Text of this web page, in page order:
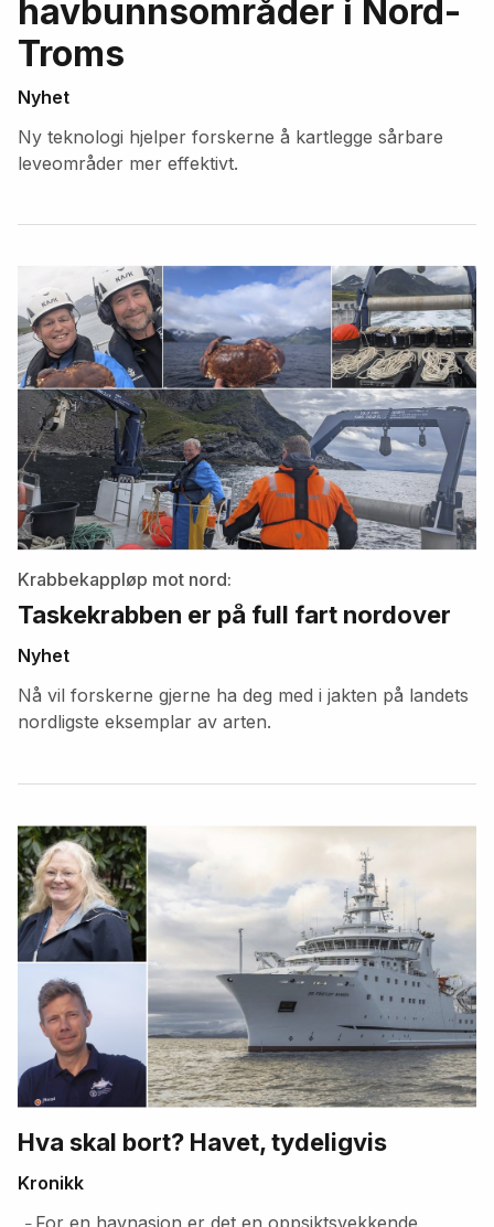
havbunnsområder i Nord-
Troms
Nyhet
Ny teknologi hjelper forskerne å kartlegge sårbare
leveområder mer effektivt.
Krabbekappløp mot nord:
Taskekrabben er på full fart nordover
Nyhet
Nå vil forskerne gjerne ha deg med i jakten på landets
nordligste eksemplar av arten.
Hva skal bort? Havet, tydeligvis
Kronikk